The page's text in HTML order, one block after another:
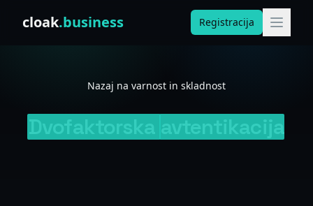
cloak.business Registracija
Nazaj na varnost in skladnost